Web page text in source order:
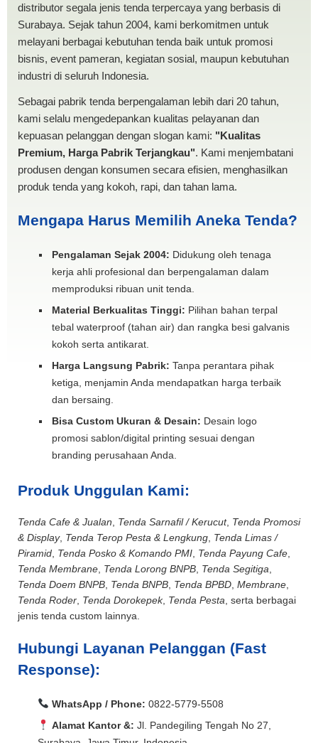
distributor segala jenis tenda terpercaya yang berbasis di
Surabaya. Sejak tahun 2004, kami berkomitmen untuk
melayani berbagai kebutuhan tenda baik untuk promosi
bisnis, event pameran, kegiatan sosial, maupun kebutuhan
industri di seluruh Indonesia.
Sebagai pabrik tenda berpengalaman lebih dari 20 tahun,
kami selalu mengedepankan kualitas pelayanan dan
kepuasan pelanggan dengan slogan kami: "Kualitas
Premium, Harga Pabrik Terjangkau". Kami menjembatani
produsen dengan konsumen secara efisien, menghasilkan
produk tenda yang kokoh, rapi, dan tahan lama.
Mengapa Harus Memilih Aneka Tenda?
Pengalaman Sejak 2004: Didukung oleh tenaga
kerja ahli profesional dan berpengalaman dalam
memproduksi ribuan unit tenda.
Material Berkualitas Tinggi: Pilihan bahan terpal
tebal waterproof (tahan air) dan rangka besi galvanis
kokoh serta antikarat.
Harga Langsung Pabrik: Tanpa perantara pihak
ketiga, menjamin Anda mendapatkan harga terbaik
dan bersaing.
Bisa Custom Ukuran & Desain: Desain logo
promosi sablon/digital printing sesuai dengan
branding perusahaan Anda.
Produk Unggulan Kami:
Tenda Cafe & Jualan Tenda Sarnafil / Kerucut, Tenda Promosi
& Display, Tenda Terop Pesta & Lengkung Tenda Limas /
Piramid Tenda Posko & Komando PMI Tenda Payung Cafe
Tenda Membrane Tenda Lorong BNPB Tenda Segitiga
Tenda Doem BNPB Tenda BNPB Tenda BPBD Membrane
Tenda Roder Tenda Dorokepek, Tenda Pesta , serta berbagai
jenis tenda custom lainnya.
Hubungi Layanan Pelanggan (Fast
Response):
WhatsApp / Phone: 0822-5779-5508
Alamat Kantor &: Jl. Pandegiling Tengah No 27,